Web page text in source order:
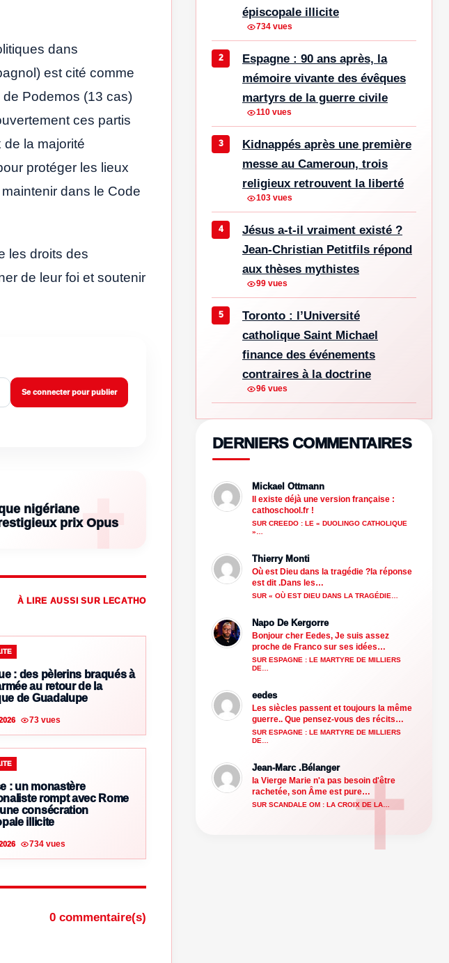
dans
est cité comme
Podemos (13 cas)
ces partis
la majorité
protéger les lieux
dans le Code
les droits des
de leur foi et soutenir
Se connecter pour publier
nigériane
prix Opus
À LIRE AUSSI SUR LECATHO
: des pèlerins braqués à
au retour de la
de Guadalupe
73 vues
: un monastère
rompt avec Rome
consécration
illicite
734 vues
0 commentaire(s)
épiscopale illicite
734 vues
Espagne : 90 ans après, la
mémoire vivante des évêques
martyrs de la guerre civile
110 vues
Kidnappés après une première
messe au Cameroun, trois
religieux retrouvent la liberté
103 vues
Jésus a-t-il vraiment existé ?
Jean-Christian Petitfils répond
aux thèses mythistes
99 vues
Toronto : l’Université
catholique Saint Michael
finance des événements
contraires à la doctrine
96 vues
DERNIERS COMMENTAIRES
Mickael Ottmann
Il existe déjà une version française :
cathoschool.fr !
SUR CREEDO : LE « DUOLINGO CATHOLIQUE
»…
Thierry Monti
Où est Dieu dans la tragédie ?la réponse
est dit .Dans les…
SUR « OÙ EST DIEU DANS LA TRAGÉDIE…
Napo De Kergorre
Bonjour cher Eedes, Je suis assez
proche de Franco sur ses idées…
SUR ESPAGNE : LE MARTYRE DE MILLIERS
DE…
eedes
Les siècles passent et toujours la même
guerre.. Que pensez-vous des récits…
SUR ESPAGNE : LE MARTYRE DE MILLIERS
DE…
Jean-Marc .Bélanger
la Vierge Marie n'a pas besoin d'être
rachetée, son Âme est pure…
SUR SCANDALE OM : LA CROIX DE LA…